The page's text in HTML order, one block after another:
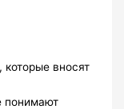
которые вносят
понимают